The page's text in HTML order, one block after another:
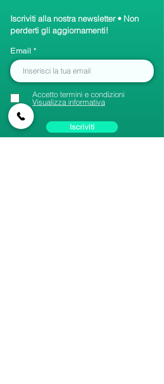
Iscriviti alla nostra newsletter • Non
perderti gli aggiornamenti!
Email
Accetto termini e condizioni
Visualizza informativa
Iscriviti